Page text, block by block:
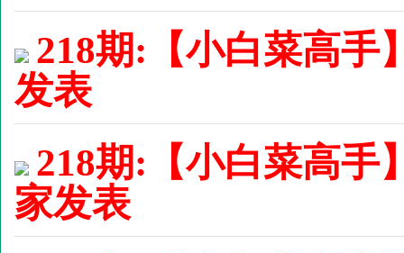
218期:【小白菜高手
发表
218期:【小白菜高手
家发表